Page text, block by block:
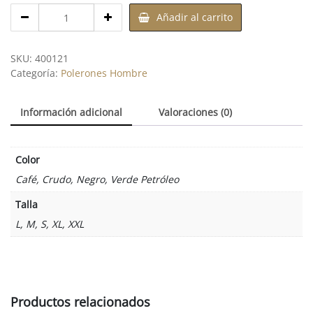
Sherpa
S/Capuchon
Añadir al carrito
SKU: 400121
Categoría: Polerones Hombre
Información adicional Valoraciones (0)
Color
Café, Crudo, Negro, Verde Petróleo
Talla
L, M, S, XL, XXL
Productos relacionados